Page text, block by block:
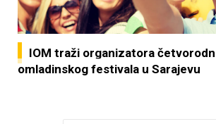
IOM traži organizatora
omladinskog festivala u Sarajevu